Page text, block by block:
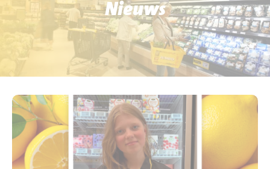
P.W.A. Park
Bruïneplein
Nieuws
Acties
Werken bij Jumbo Huibers
Vacatures en Solliciteren
Werken en leren
Jumbo.com
Nieuws